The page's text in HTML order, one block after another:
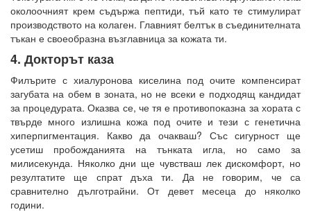
околоочният крем съдържа пептиди, тъй като те стимулират
производството на колаген. Главният белтък в съединителната
тъкан е своеобразна възглавница за кожата ти.
4. Докторът каза
Филърите с хиалуронова киселина под очите компенсират
загубата на обем в зоната, но не всеки е подходящ кандидат
за процедурата. Оказва се, че тя е противопоказна за хората с
твърде много излишна кожа под очите и тези с генетична
хиперпигментация. Какво да очакваш? Със сигурност ще
усетиш пробожданията на тънката игла, но само за
милисекунда. Няколко дни ще чувстваш лек дискомфорт, но
резултатите ще спрат дъха ти. Да не говорим, че са
сравнително дълготрайни. От девет месеца до няколко
години.